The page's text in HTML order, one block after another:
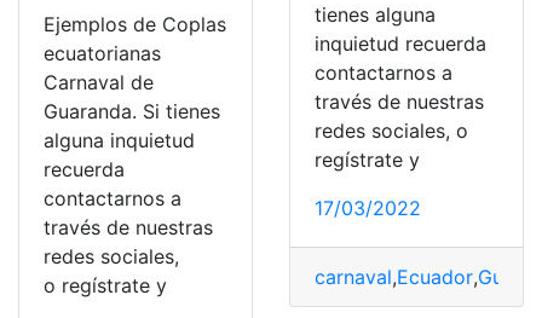
Ejemplos de Coplas
ecuatorianas
Carnaval de
Guaranda. Si tienes
alguna inquietud
recuerda
contactarnos a
través de nuestras
redes sociales,
o regístrate y
tienes alguna
inquietud recuerda
contactarnos a
través de nuestras
redes sociales, o
regístrate y
17/03/2022
carnaval,Ecuador,